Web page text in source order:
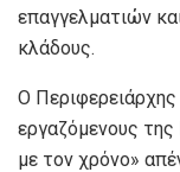
επαγγελματιών
κλάδους.
Ο
εργαζόμενους της
με τον χρόνο»